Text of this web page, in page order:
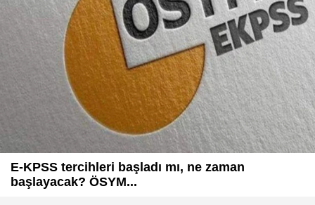
E-KPSS tercihleri başladı mı, ne zaman
başlayacak? ÖSYM...